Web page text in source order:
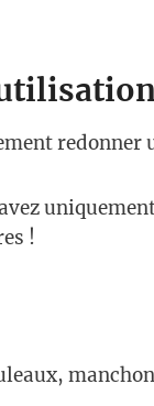
redonner
!